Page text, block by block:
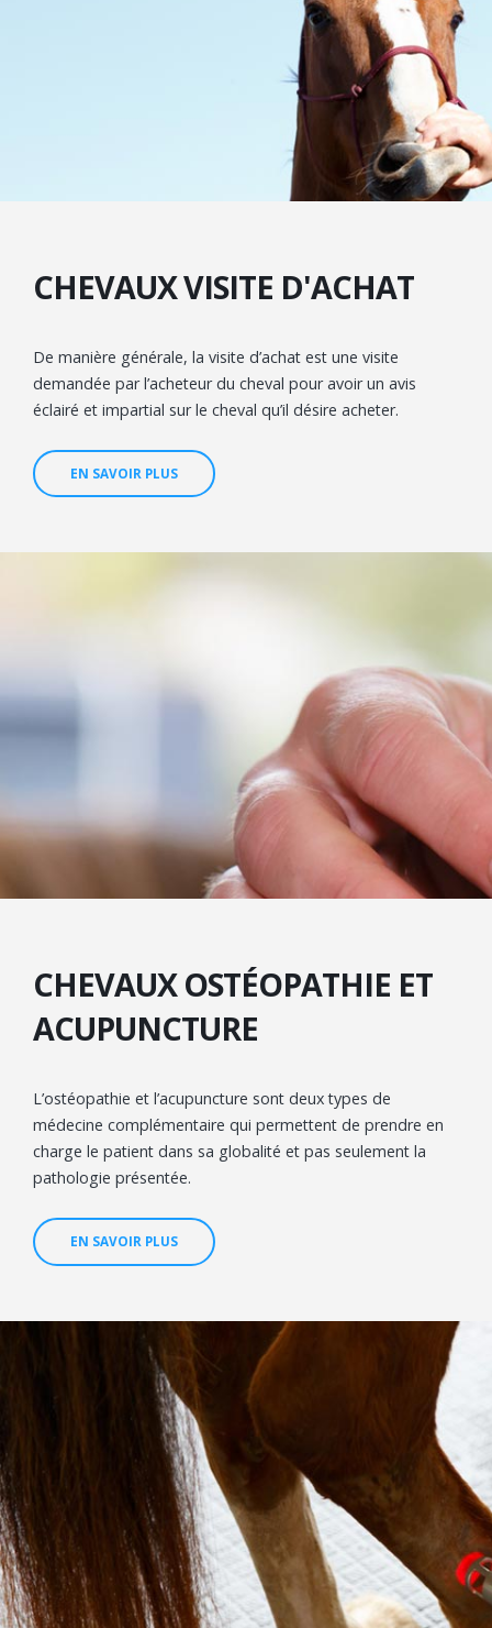
CHEVAUX VISITE D'ACHAT
De manière générale, la visite d’achat est une visite
demandée par l’acheteur du cheval pour avoir un avis
éclairé et impartial sur le cheval qu’il désire acheter.
EN SAVOIR PLUS
CHEVAUX OSTÉOPATHIE ET
ACUPUNCTURE
L’ostéopathie et l’acupuncture sont deux types de
médecine complémentaire qui permettent de prendre en
charge le patient dans sa globalité et pas seulement la
pathologie présentée.
EN SAVOIR PLUS